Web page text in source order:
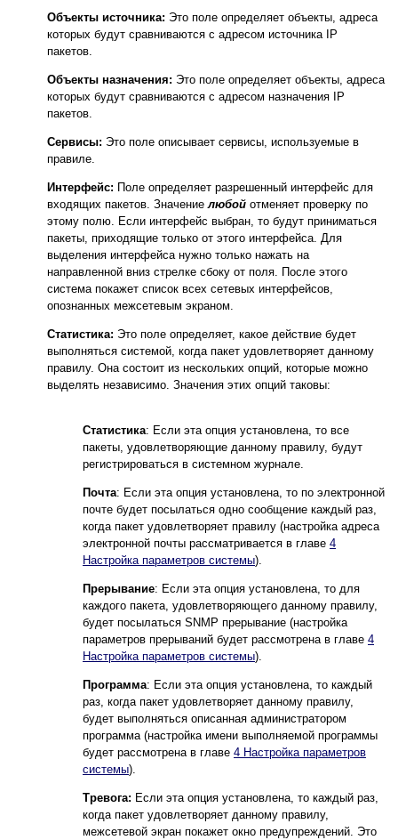
Объекты источника: Это поле определяет объекты, адреса
которых будут сравниваются с адресом источника IP
пакетов.
Объекты назначения: Это поле определяет объекты, адреса
которых будут сравниваются с адресом назначения IP
пакетов.
Сервисы: Это поле описывает сервисы, используемые в
правиле.
Интерфейс: Поле определяет разрешенный интерфейс для
входящих пакетов. Значениелюбой отменяет проверку по
этому полю. Если интерфейс выбран, то будут приниматься
пакеты, приходящие только от этого интерфейса. Для
выделения интерфейса нужно только нажать на
направленной вниз стрелке сбоку от поля. После этого
система покажет список всех сетевых интерфейсов,
опознанных межсетевым экраном.
Статистика: Это поле определяет, какое действие будет
выполняться системой, когда пакет удовлетворяет данному
правилу. Она состоит из нескольких опций, которые можно
выделять независимо. Значения этих опций таковы:
Статистика: Если эта опция установлена, то все
пакеты, удовлетворяющие данному правилу, будут
регистрироваться в системном журнале.
Почта: Если эта опция установлена, то по электронной
почте будет посылаться одно сообщение каждый раз,
когда пакет удовлетворяет правилу (настройка адреса
электронной почты рассматривается в главе 4
Настройка параметров системы).
Прерывание: Если эта опция установлена, то для
каждого пакета, удовлетворяющего данному правилу,
будет посылаться SNMP прерывание (настройка
параметров прерываний будет рассмотрена в главе 4
Настройка параметров системы).
Программа: Если эта опция установлена, то каждый
раз, когда пакет удовлетворяет данному правилу,
будет выполняться описанная администратором
программа (настройка имени выполняемой программы
будет рассмотрена в главе 4 Настройка параметров
системы).
Тревога: Если эта опция установлена, то каждый раз,
когда пакет удовлетворяет данному правилу,
межсетевой экран покажет окно предупреждений. Это